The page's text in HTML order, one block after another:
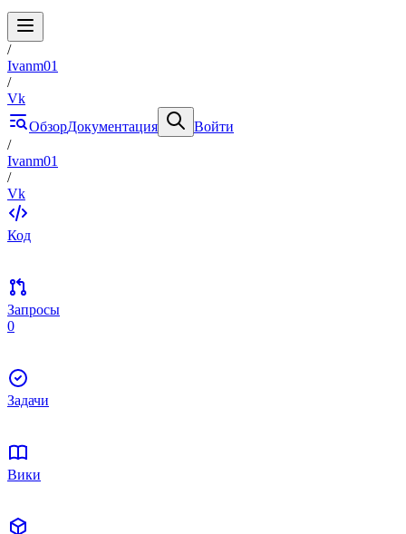
/
Ivanm01
/
Vk
ОбзорДокументация
Войти
/
Ivanm01
/
Vk
Код
Запросы
0
Задачи
Вики